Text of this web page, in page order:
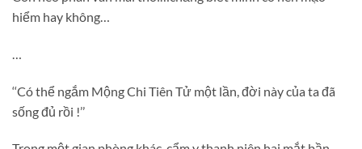
hiểm hay không…
‘‘Có thể ngắm Mộng Chi Tiên Tử một lần, đời này của ta đã
sống đủ rồi !’’